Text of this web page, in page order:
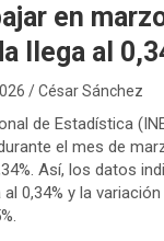
en
llega al
/ César Sánchez
de Estadística
el mes de
Así, los datos
0,34% y la